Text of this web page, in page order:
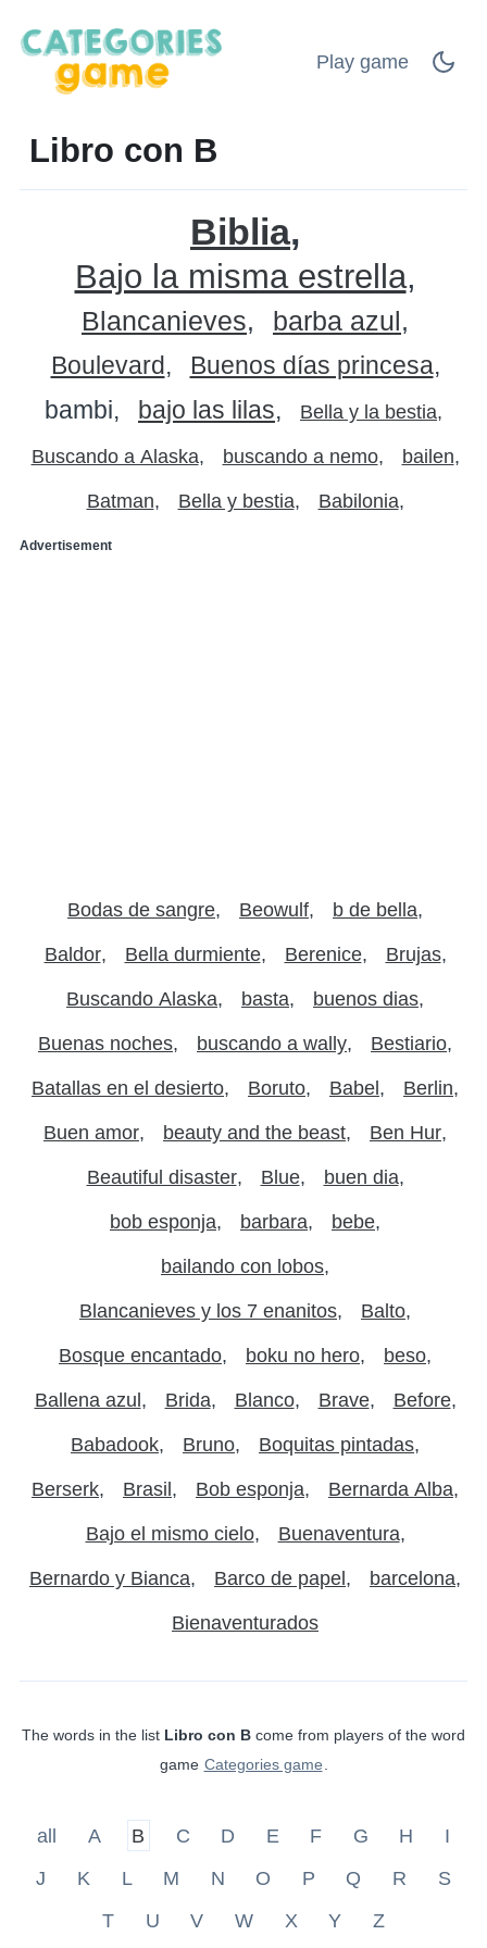
Play game
Libro con B
Biblia
Bajo la misma estrella
Blancanieves barba azul
Boulevard
Buenos días princesa
bambi
bajo las lilas Bella y la bestia
Buscando a Alaska buscando a nemo bailen
Batman Bella y bestia Babilonia
Advertisement
Bodas de sangre Beowulf b de bella
Baldor Bella durmiente Berenice Brujas
Buscando Alaska basta buenos dias
Buenas noches buscando a wally Bestiario
Batallas en el desierto Boruto Babel Berlin
Buen amor beauty and the beast Ben Hur
Beautiful disaster Blue buen dia
bob esponja barbara bebe
bailando con lobos
Blancanieves y los 7 enanitos Balto
Bosque encantado boku no hero beso
Ballena azul Brida Blanco Brave Before
Babadook Bruno Boquitas pintadas
Berserk Brasil Bob esponja Bernarda Alba
Bajo el mismo cielo Buenaventura
Bernardo y Bianca Barco de papel barcelona
Bienaventurados
The words in the list Libro con B come from players of the word
game Categories game
all A B C D E F G H
I
J
K L M N O P Q R
S
T
U V W X Y Z